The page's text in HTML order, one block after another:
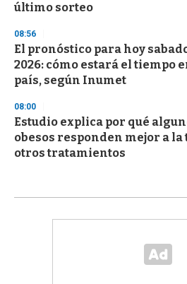
último sorteo
08:56
El pronóstico para hoy
2026: cómo estará el tiempo
país, según Inumet
08:00
Estudio explica por qué
obesos responden mejor a
otros tratamientos